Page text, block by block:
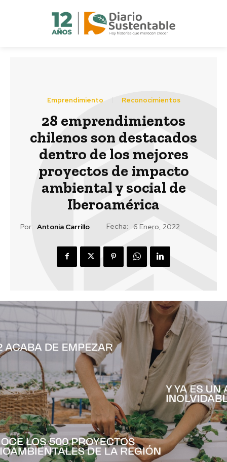
Emprendimiento Reconocimientos
28 emprendimientos
chilenos son destacados
dentro de los mejores
proyectos de impacto
ambiental y social de
Iberoamérica
Por: Antonia Carrillo Fecha: 6 Enero, 2022